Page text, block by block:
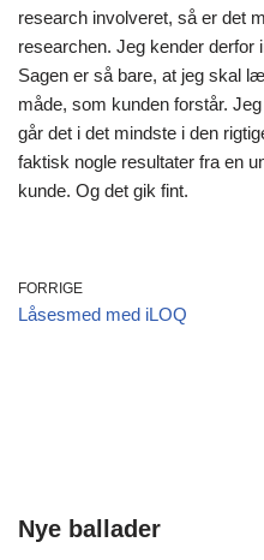
research involveret, så er det
researchen. Jeg kender derfor
Sagen er så bare, at jeg skal
måde, som kunden forstår.
går det i det mindste i den
faktisk nogle resultater fra en
kunde. Og det gik fint.
FORRIGE
Låsesmed med iLOQ
Nye ballader